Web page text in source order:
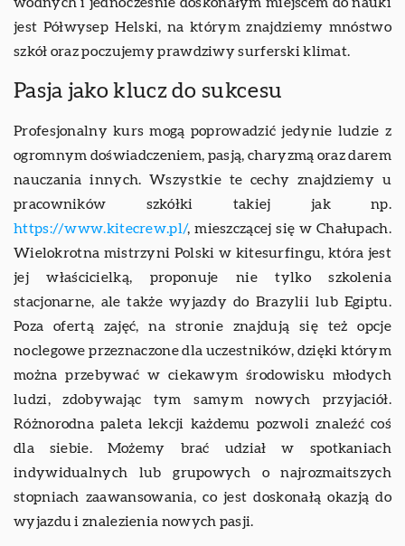
jest Półwysep Helski, na którym znajdziemy mnóstwo
szkół oraz poczujemy prawdziwy surferski klimat.
Pasja jako klucz do sukcesu
Profesjonalny kurs mogą poprowadzić jedynie ludzie z
ogromnym doświadczeniem, pasją, charyzmą oraz darem
nauczania innych. Wszystkie te cechy znajdziemy u
pracowników szkółki takiej jak np.
https://www.kitecrew.pl/, mieszczącej się w Chałupach.
Wielokrotna mistrzyni Polski w kitesurfingu, która jest
jej właścicielką, proponuje nie tylko szkolenia
stacjonarne, ale także wyjazdy do Brazylii lub Egiptu.
Poza ofertą zajęć, na stronie znajdują się też opcje
noclegowe przeznaczone dla uczestników, dzięki którym
można przebywać w ciekawym środowisku młodych
ludzi, zdobywając tym samym nowych przyjaciół.
Różnorodna paleta lekcji każdemu pozwoli znaleźć coś
dla siebie. Możemy brać udział w spotkaniach
indywidualnych lub grupowych o najrozmaitszych
stopniach zaawansowania, co jest doskonałą okazją do
wyjazdu i znalezienia nowych pasji.